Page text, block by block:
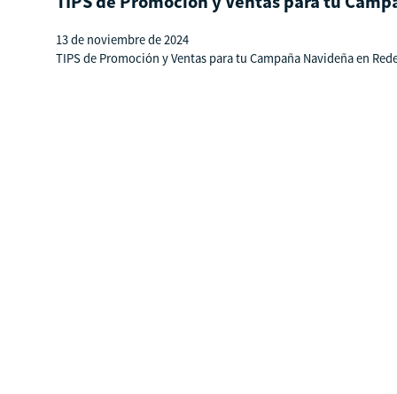
13 de noviembre de 2024
TIPS de Promoción y Ventas para tu Campaña Navideña en